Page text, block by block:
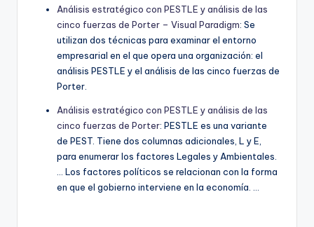
Análisis estratégico con PESTLE y análisis de las
cinco fuerzas de Porter – Visual Paradigm: Se
utilizan dos técnicas para examinar el entorno
empresarial en el que opera una organización: el
análisis PESTLE y el análisis de las cinco fuerzas de
Porter.
Análisis estratégico con PESTLE y análisis de las
cinco fuerzas de Porter: PESTLE es una variante
de PEST. Tiene dos columnas adicionales, L y E,
para enumerar los factores Legales y Ambientales.
… Los factores políticos se relacionan con la forma
en que el gobierno interviene en la economía. …